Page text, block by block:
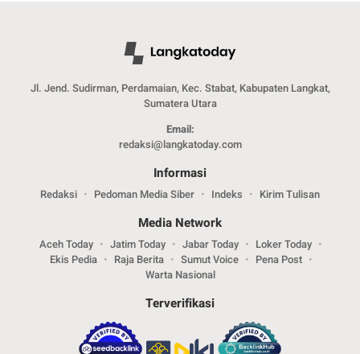
Jl. Jend. Sudirman, Perdamaian, Kec. Stabat, Kabupaten Langkat,
Sumatera Utara
Email:
redaksi@langkatoday.com
Informasi
Redaksi Pedoman Media Siber Indeks Kirim Tulisan
Media Network
Aceh Today Jatim Today Jabar Today
Loker Today
Ekis Pedia
Raja Berita Sumut Voice
Pena Post
Warta Nasional
Terverifikasi